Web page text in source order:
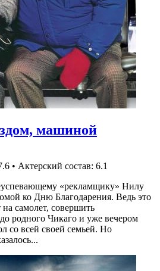
машиной
• Актерский состав: 6.1
«рекламщику» Нилу
ко Дню Благодарения. Ведь это
самолет, совершить
родного Чикаго и уже вечером
со всей своей семьей. Но